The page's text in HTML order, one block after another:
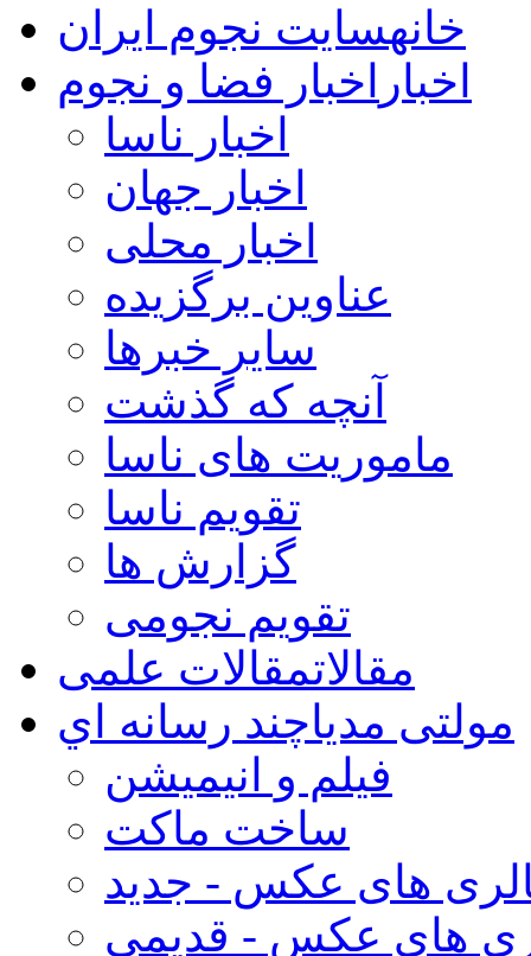
خانهسایت نجوم ایران
اخبار اخبار فضا و نجوم
اخبار ناسا
اخبار جهان
اخبار محلی
عناوین برگزیده
سایر خبرها
آنچه که گذشت
ماموریت های ناسا
تقویم ناسا
گزارش ها
تقویم نجومی
مقالاتمقالات علمی
مولتی مدیاچند رسانه اي
فیلم و انیمیشن
ساخت ماکت
های عکس - جدید
های عکس - قدیمی